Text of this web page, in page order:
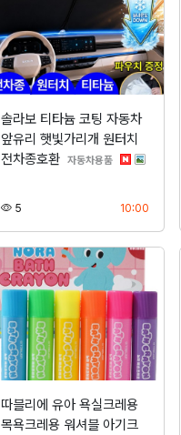
솔라보 티타늄 코팅 자동차
앞유리 햇빛가리개 원터치
전차종호환 자동차용품분류
5조회 10:00
따블리에 유아 욕실크레용
목욕크레용 워셔블 아기크